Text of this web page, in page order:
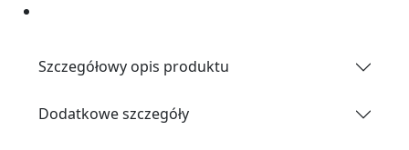
Szczegółowy opis produktu
Dodatkowe szczegóły